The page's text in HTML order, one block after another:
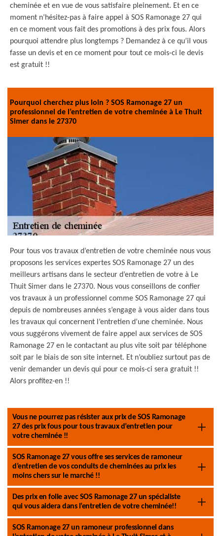
cheminée et en vue de vous satisfaire pleinement. Et en ce
moment n’hésitez-pas à faire appel à SOS Ramonage 27 qui
en ce moment vous fait des promotions à des prix fous. Alors
pourquoi attendre plus longtemps ? Demandez à ce qu’il vous
fasse un devis et en ce moment pour tout ce mois-ci le devis
est gratuit !!
Pourquoi cherchez plus loin ? SOS Ramonage 27 un
professionnel de l’entretien de votre cheminée à Le Thuit
Simer dans le 27370
Pour tous vos travaux d’entretien de votre cheminée nous vous
proposons les services expertes SOS Ramonage 27 un des
meilleurs artisans dans le secteur d’entretien de votre à Le
Thuit Simer dans le 27370. Nous vous conseillons de confier
vos travaux à un professionnel comme SOS Ramonage 27 qui
depuis de nombreuses années s’engage à vous aider dans tous
les travaux qui concernent l’entretien d’une cheminée. Nous
vous suggérons vivement de faire appel aux services de SOS
Ramonage 27 en le contactant au plus vite soit par téléphone
soit par le biais de son site internet. Et n’oubliez surtout pas de
venir demander un devis qui pour ce mois-ci sera gratuit !!
Alors profitez-en !!
Vous ne pourrez pas résister aux prix de SOS Ramonage
27 des prix fous pour tous travaux d’entretien pour
votre cheminée !!
SOS Ramonage 27 vous offre ses services de ramoneur
d’entretien de vos conduits de cheminées au prix les
moins chers sur le marché !!
Des prix en folie avec SOS Ramonage 27 un spécialiste
qui vous aidera dans l’entretien de votre cheminée!!
SOS Ramonage 27 un ramoneur professionnel dans